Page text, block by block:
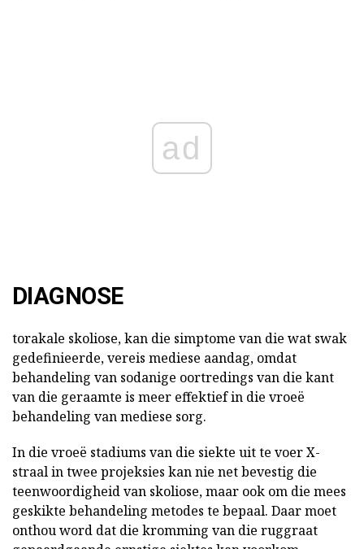
ad
DIAGNOSE
torakale skoliose, kan die simptome van die wat swak
gedefinieerde, vereis mediese aandag, omdat
behandeling van sodanige oortredings van die kant
van die geraamte is meer effektief in die vroeë
behandeling van mediese sorg.
In die vroeë stadiums van die siekte uit te voer X-
straal in twee projeksies kan nie net bevestig die
teenwoordigheid van skoliose, maar ook om die mees
geskikte behandeling metodes te bepaal. Daar moet
onthou word dat die kromming van die ruggraat